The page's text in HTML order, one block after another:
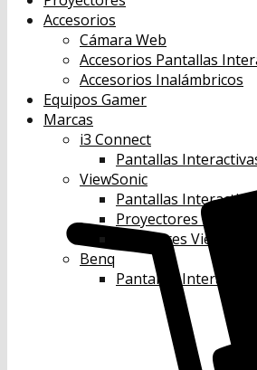
Accesorios
Cámara Web
Accesorios Pantallas
Accesorios Inalámbricos
Equipos Gamer
Marcas
i3 Connect
Pantallas
ViewSonic
Pantallas
Proyectores
Monitores Viewsonic
Benq
Pantallas